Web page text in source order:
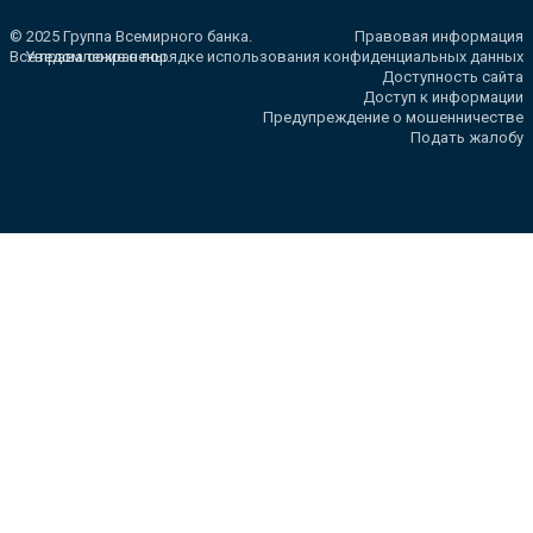
© 2025 Группа Всемирного банка.
Все права сохранены.
Правовая информация
Уведомление о порядке использования конфиденциальных данных
Доступность сайта
Доступ к информации
Предупреждение о мошенничестве
Подать жалобу